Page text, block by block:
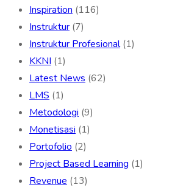
Inspiration (116)
Instruktur (7)
Instruktur Profesional(1)
KKNI (1)
Latest News (62)
LMS (1)
Metodologi (9)
Monetisasi (1)
Portofolio (2)
Project Based Learning (1)
Revenue (13)